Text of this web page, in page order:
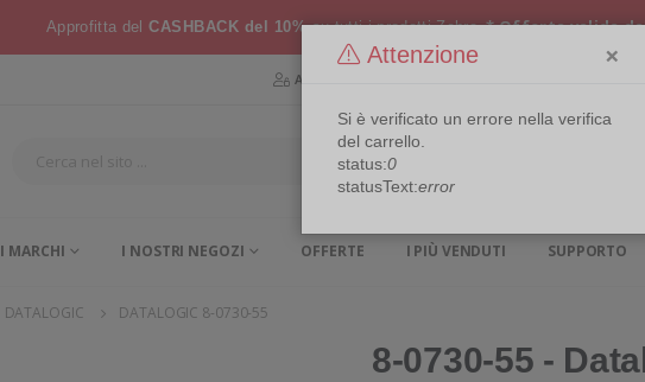
Approfitta del CASHBACK del 10%su tutti i prodotti Zebra * Offerta valida dal
Area Riservata
I MARCHI I NOSTRI NEGOZI OFFERTE I PIÙ VENDUTI SUPPORTO
DATALOGIC DATALOGIC 8-0730-55
8-0730-55 -
Attenzione ×
Si è verificato un errore nella verifica
del carrello.
status:0
statusText:error